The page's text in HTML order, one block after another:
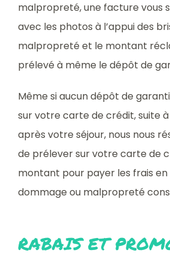
malpropreté, une facture vous
avec les photos à l’appui des
malpropreté et le montant
prélevé à même le dépôt de
Même si aucun dépôt de
sur votre carte de crédit, suite à
après votre séjour, nous nous
de prélever sur votre carte de
montant pour payer les frais en
dommage ou malpropreté
RABAIS ET